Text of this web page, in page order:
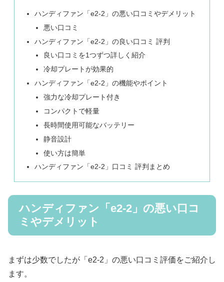
ハンディファン「e2-2」の悪い口コミやデメリット
悪い口コミ
ハンディファン「e2-2」の良い口コミ 評判
良い口コミを1つずつ詳しく紹介
冷却プレートが効果的
ハンディファン「e2-2」の機能やポイント
強力な冷却プレート付き
コンパクトで軽量
長時間使用可能なバッテリー
静音設計
使い方は簡単
ハンディファン「e2-2」口コミ 評判まとめ
ハンディファン「e2-2」の悪い口コ
ミやデメリット
まずは少数でしたが「e2-2」の悪い口コミ評価をご紹介し
ます。